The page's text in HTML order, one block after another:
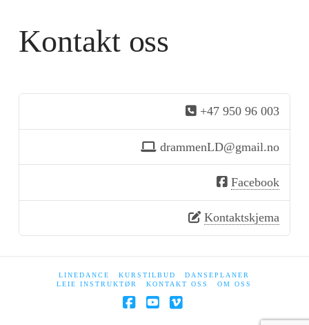
Kontakt oss
+47 950 96 003
drammenLD@gmail.no
Facebook
Kontaktskjema
LINEDANCE KURSTILBUD
DANSEPLANER
LEIE INSTRUKTØR
KONTAKT OSS OM OSS